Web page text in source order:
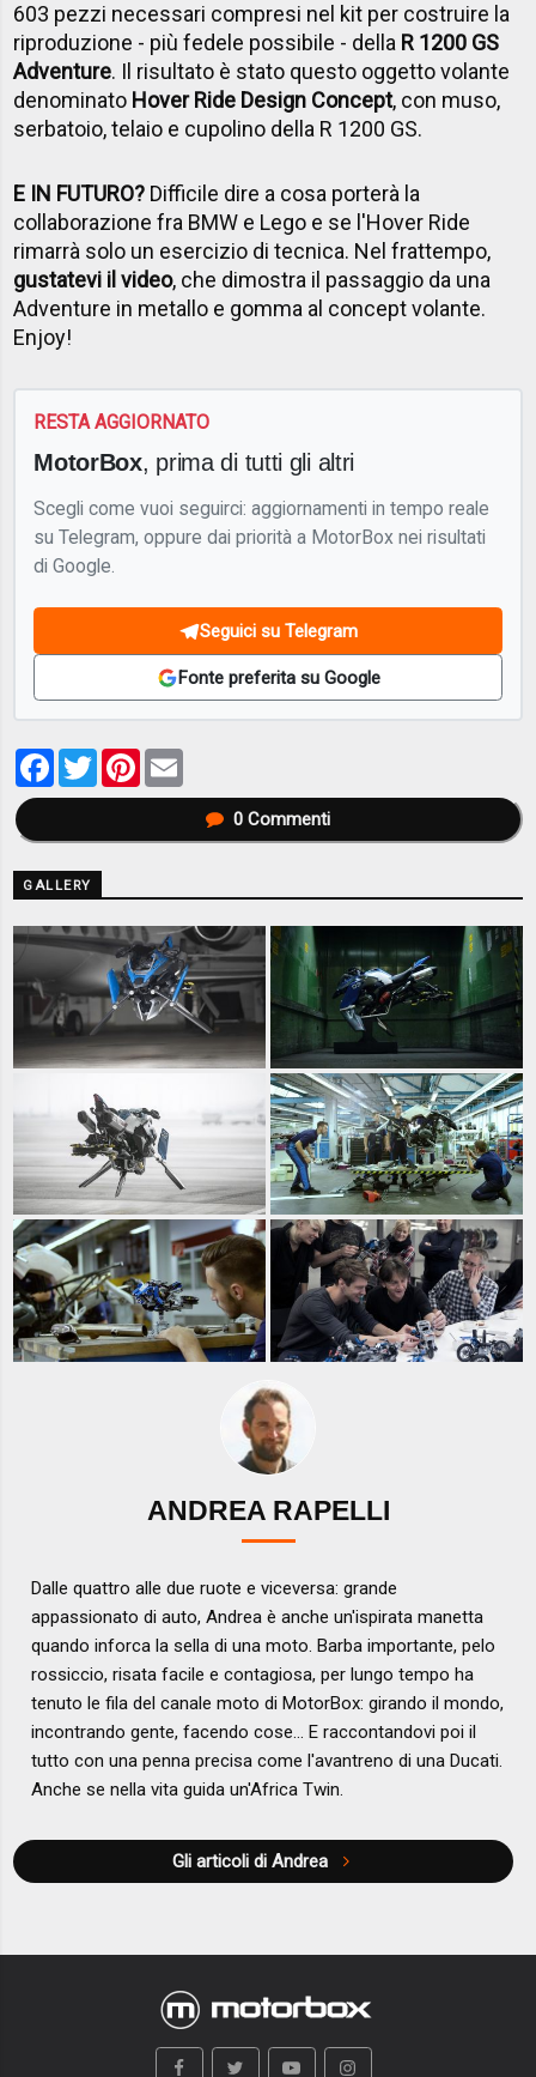
603 pezzi necessari compresi nel kit per costruire la
riproduzione - più fedele possibile - della R 1200 GS
Adventure. Il risultato è stato questo oggetto volante
denominato Hover Ride Design Concept, con muso,
serbatoio, telaio e cupolino della R 1200 GS.
E IN FUTURO? Difficile dire a cosa porterà la
collaborazione fra BMW e Lego e se l'Hover Ride
rimarrà solo un esercizio di tecnica. Nel frattempo,
gustatevi il video, che dimostra il passaggio da una
Adventure in metallo e gomma al concept volante.
Enjoy!
RESTA AGGIORNATO
MotorBox, prima di tutti gli altri
Scegli come vuoi seguirci: aggiornamenti in tempo reale
su Telegram, oppure dai priorità a MotorBox nei risultati
di Google.
Seguici su Telegram
Fonte preferita su Google
Facebook
TwitterPinterest
0Commenti
GALLERY
ANDREA RAPELLI
Dalle quattro alle due ruote e viceversa: grande
appassionato di auto, Andrea è anche un'ispirata manetta
quando inforca la sella di una moto. Barba importante, pelo
rossiccio, risata facile e contagiosa, per lungo tempo ha
tenuto le fila del canale moto di MotorBox: girando il mondo,
incontrando gente, facendo cose... E raccontandovi poi il
tutto con una penna precisa come l'avantreno di una Ducati.
Anche se nella vita guida un'Africa Twin.
Gli articoli di Andrea